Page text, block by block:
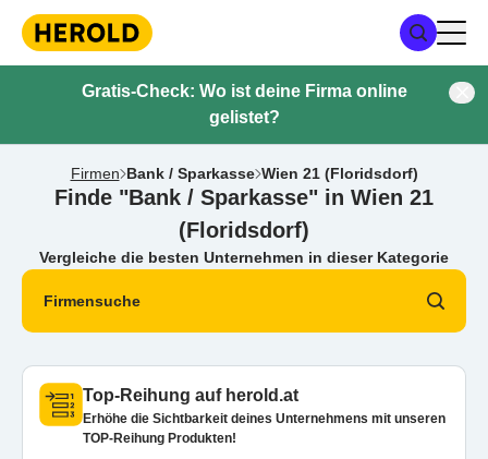
Gratis-Check: Wo ist deine Firma online
gelistet?
Firmen Bank / Sparkasse Wien 21 (Floridsdorf)
Finde "Bank / Sparkasse" in Wien 21
(Floridsdorf)
Vergleiche die besten Unternehmen in dieser Kategorie
Firmensuche
Top-Reihung auf herold.at
Erhöhe die Sichtbarkeit deines Unternehmens mit unseren
TOP-Reihung Produkten!